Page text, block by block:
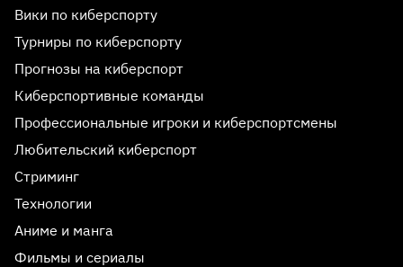
Вики по киберспорту
Турниры по киберспорту
Прогнозы на киберспорт
Киберспортивные команды
Профессиональные игроки и киберспортсмены
Любительский киберспорт
Стриминг
Технологии
Аниме и манга
Фильмы и сериалы